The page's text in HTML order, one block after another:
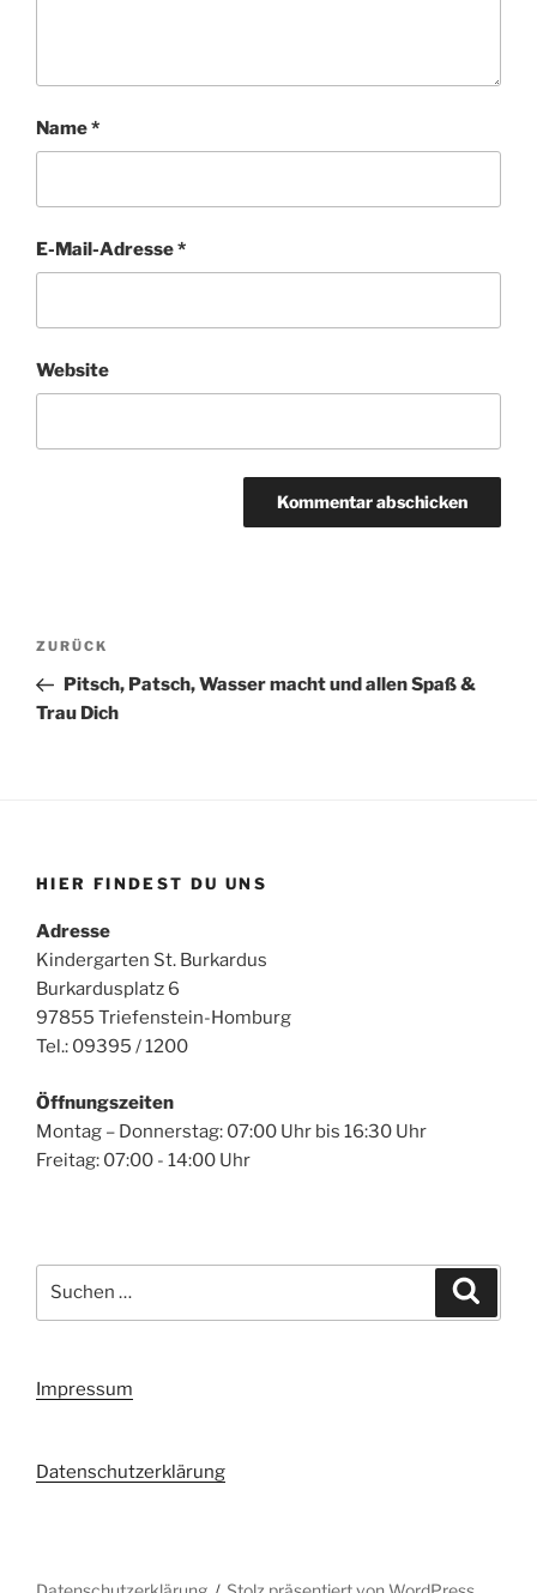
Name*
E-Mail-Adresse*
Website
Beitragsnavigation
Vorheriger
Beitrag
ZURÜCK
Pitsch, Patsch, Wasser macht und allen Spaß &
Trau Dich
HIER FINDEST DU UNS
Adresse
Kindergarten St. Burkardus
Burkardusplatz 6
97855 Triefenstein-Homburg
Tel.: 09395 / 1200
Öffnungszeiten
Montag – Donnerstag: 07:00 Uhr bis 16:30 Uhr
Freitag: 07:00 - 14:00 Uhr
nach:
Impressum
Datenschutzerklärung